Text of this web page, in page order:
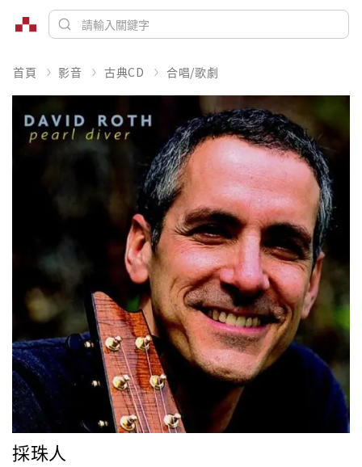
首頁 影音 古典CD 合唱/歌劇
採珠人